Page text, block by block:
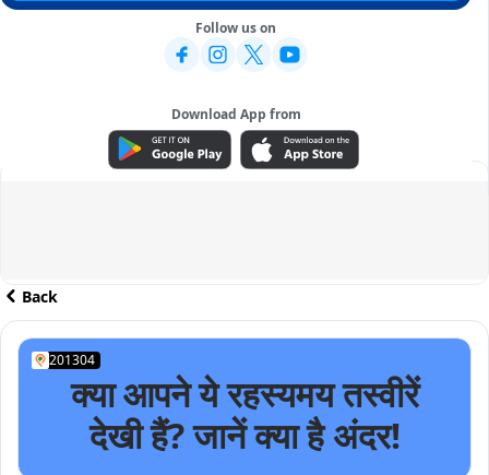
Follow us on
Download App from
ADVERTISEMENT
Back
201304
क्या आपने ये रहस्यमय तस्वीरें
देखी हैं? जानें क्या है अंदर!